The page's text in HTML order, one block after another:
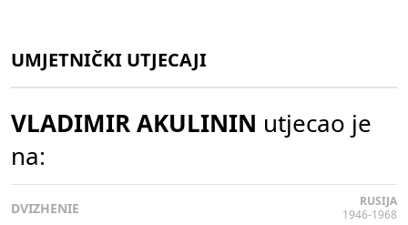
UMJETNIČKI UTJECAJI
VLADIMIR AKULININ utjecao je
na:
DVIZHENIE
RUSIJA
1946-1968